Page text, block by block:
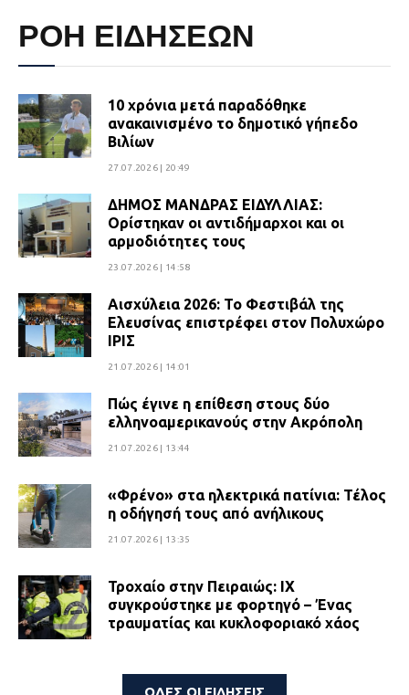
ΡΟΗ ΕΙΔΗΣΕΩΝ
10 χρόνια μετά παραδόθηκε
ανακαινισμένο το δημοτικό γήπεδο
Βιλίων
27.07.2026 | 20:49
ΔΗΜΟΣ ΜΑΝΔΡΑΣ ΕΙΔΥΛΛΙΑΣ:
Ορίστηκαν οι αντιδήμαρχοι και οι
αρμοδιότητες τους
23.07.2026 | 14:58
Αισχύλεια 2026: Το Φεστιβάλ της
Ελευσίνας επιστρέφει στον Πολυχώρο
ΙΡΙΣ
21.07.2026 | 14:01
Πώς έγινε η επίθεση στους δύο
ελληνοαμερικανούς στην Ακρόπολη
21.07.2026 | 13:44
«Φρένο» στα ηλεκτρικά πατίνια: Τέλος
η οδήγησή τους από ανήλικους
21.07.2026 | 13:35
Τροχαίο στην Πειραιώς: ΙΧ
συγκρούστηκε με φορτηγό – Ένας
τραυματίας και κυκλοφοριακό χάος
Βριλήσσια: Αυτοκίνητο έσπασε